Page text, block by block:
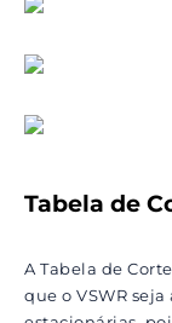
Tabela de
A Tabela de
que o VSWR